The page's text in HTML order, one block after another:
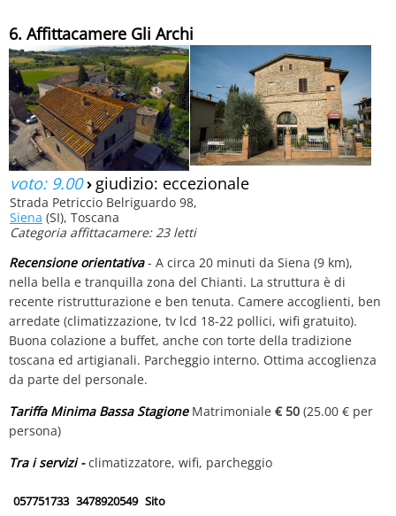
6. Affittacamere Gli Archi
voto: 9.00› giudizio: eccezionale
Strada Petriccio Belriguardo 98,
Siena (SI), Toscana
Categoria affittacamere: 23 letti
Recensione orientativa- A circa 20 minuti da Siena (9 km),
nella bella e tranquilla zona del Chianti. La struttura è di
recente ristrutturazione e ben tenuta. Camere accoglienti, ben
arredate (climatizzazione, tv lcd 18-22 pollici, wifi gratuito).
Buona colazione a buffet, anche con torte della tradizione
toscana ed artigianali. Parcheggio interno. Ottima accoglienza
da parte del personale.
Tariffa Minima Bassa StagioneMatrimoniale € 50 (25.00 € per
persona)
Tra i servizi -climatizzatore, wifi, parcheggio
057751733 3478920549 Sito